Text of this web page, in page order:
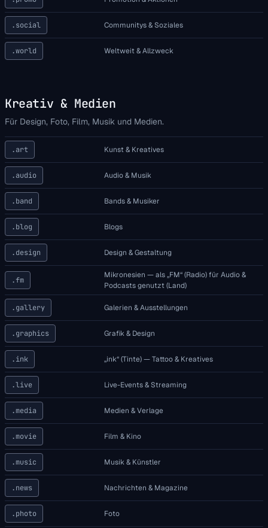
.social Communitys & Soziales
.world Weltweit & Allzweck
Kreativ & Medien
Für Design, Foto, Film, Musik und Medien.
.art Kunst & Kreatives
.audio Audio & Musik
.band Bands & Musiker
.blog Blogs
.design Design & Gestaltung
.fm
Mikronesien — als „FM“ (Radio) für Audio &
Podcasts genutzt (Land)
.gallery Galerien & Ausstellungen
.graphics Grafik & Design
.ink „ink“ (Tinte) — Tattoo & Kreatives
.live Live-Events & Streaming
.media Medien & Verlage
.movie Film & Kino
.music Musik & Künstler
.news Nachrichten & Magazine
.photo Foto